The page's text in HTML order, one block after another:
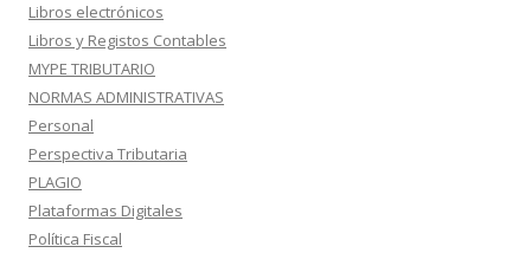
Libros electrónicos
Libros y Registos Contables
MYPE TRIBUTARIO
NORMAS ADMINISTRATIVAS
Personal
Perspectiva Tributaria
PLAGIO
Plataformas Digitales
Política Fiscal